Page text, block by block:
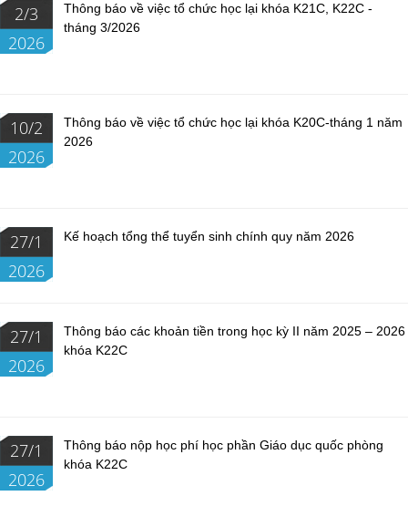
2/3
2026
Thông báo về việc tổ chức học lại khóa K21C, K22C -
tháng 3/2026
10/2
2026
Thông báo về việc tổ chức học lại khóa K20C-tháng 1 năm
2026
27/1
2026
Kế hoạch tổng thể tuyển sinh chính quy năm 2026
27/1
2026
Thông báo các khoản tiền trong học kỳ II năm 2025 – 2026
khóa K22C
27/1
2026
Thông báo nộp học phí học phần Giáo dục quốc phòng
khóa K22C